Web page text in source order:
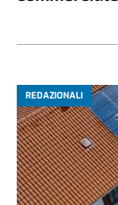
REDAZIONALI